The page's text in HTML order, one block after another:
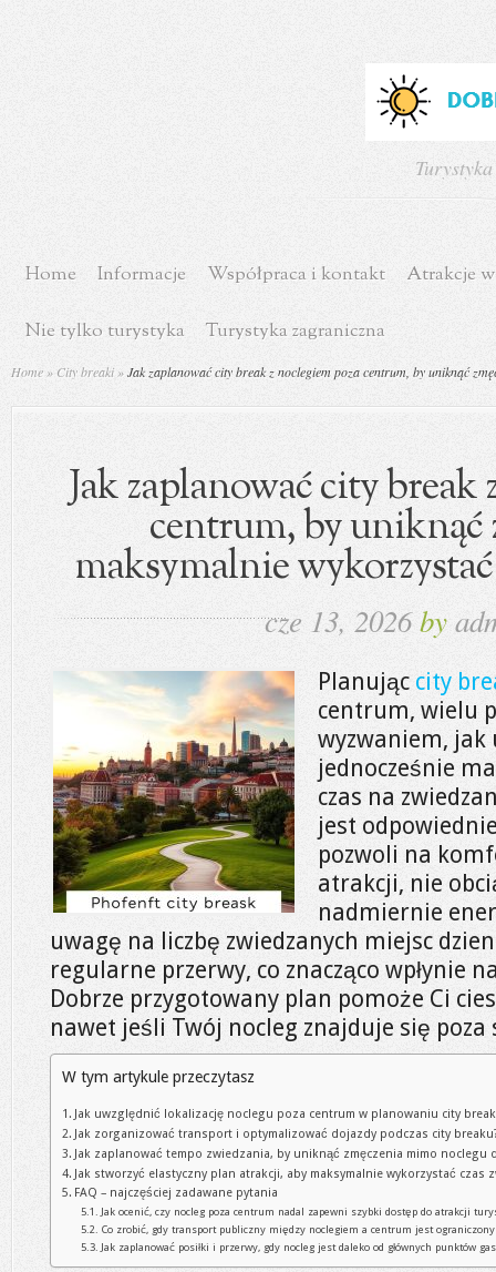
Home Informacje Współpraca i kontakt Atrakcje
Nie tylko turystyka Turystyka zagraniczna
Home » City breaki »Jak zaplanować city break z noclegiem poza centrum, by uniknąć
Jak zaplanować city break
centrum, by uniknąć
maksymalnie
cze 13, 2026by
Planując city
centrum, wielu
wyzwaniem, jak
jednocześnie
czas na
jest
pozwoli na
atrakcji, nie
nadmiernie
uwagę na liczbę zwiedzanych miejsc
regularne przerwy, co znacząco wpłynie
Dobrze przygotowany plan pomoże Ci
nawet jeśli Twój nocleg znajduje się
W tym artykule przeczytasz
Jak uwzględnić lokalizację noclegu poza centrum w planowaniu city
Jak zorganizować transport i optymalizować dojazdy podczas city
Jak zaplanować tempo zwiedzania, by uniknąć zmęczenia mimo noclegu
Jak stworzyć elastyczny plan atrakcji, aby maksymalnie wykorzystać czas
FAQ – najczęściej zadawane pytania
Jak ocenić, czy nocleg poza centrum nadal zapewni szybki dostęp do atrakcji
Co zrobić, gdy transport publiczny między noclegiem a centrum jest
Jak zaplanować posiłki i przerwy, gdy nocleg jest daleko od głównych punktów